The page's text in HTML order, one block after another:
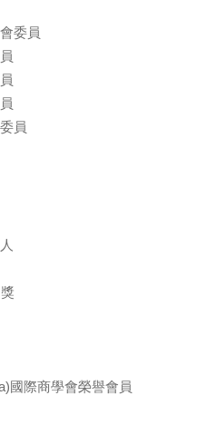
委員
員
國際商學會榮譽會員